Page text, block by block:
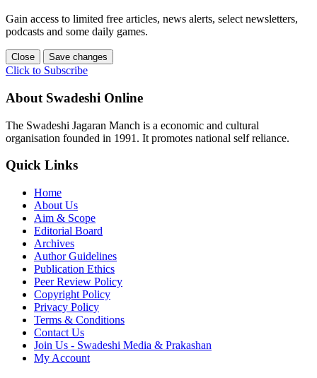
Gain access to limited free articles, news alerts, select newsletters,
podcasts and some daily games.
Close Save changes
Click to Subscribe
About Swadeshi Online
The Swadeshi Jagaran Manch is a economic and cultural
organisation founded in 1991. It promotes national self reliance.
Quick Links
Home
About Us
Aim & Scope
Editorial Board
Archives
Author Guidelines
Publication Ethics
Peer Review Policy
Copyright Policy
Privacy Policy
Terms & Conditions
Contact Us
Join Us - Swadeshi Media & Prakashan
My Account